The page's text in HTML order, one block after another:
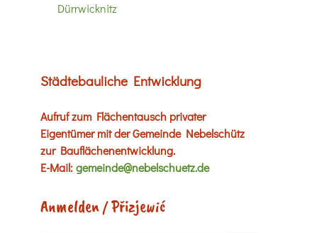
Dürrwicknitz
Städtebauliche Entwicklung
Aufruf zum Flächentausch privater
Eigentümer mit der Gemeinde Nebelschütz
zur Bauflächenentwicklung.
E-Mail:gemeinde@nebelschuetz.de
Anmelden / Přizjewić